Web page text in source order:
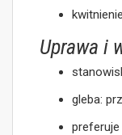
Uprawa i
gleba: